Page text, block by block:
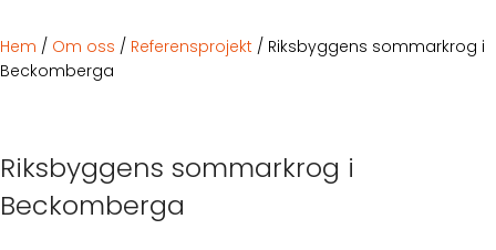
Hem / Om oss / Referensprojekt / Riksbyggens sommarkrog i
Beckomberga
Riksbyggens sommarkrog i
Beckomberga